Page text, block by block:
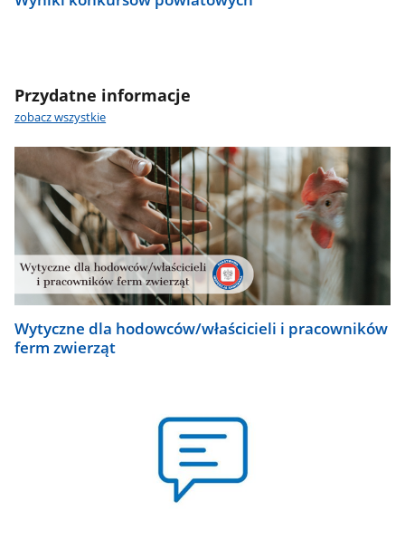
Przydatne informacje
zobacz wszystkie
Wytyczne dla hodowców/właścicieli i pracowników
ferm zwierząt